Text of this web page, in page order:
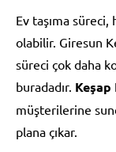
Ev taşıma
olabilir. Giresun
süreci çok daha
buradadır.
müşterilerine
plana çıkar.